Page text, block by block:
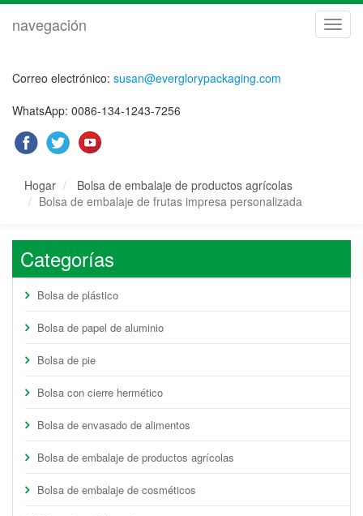
navegación
Correo electrónico: susan@everglorypackaging.com
WhatsApp: 0086-134-1243-7256
Hogar
Bolsa de embalaje de productos agrícolas
Bolsa de embalaje de frutas impresa personalizada
Categorías
Bolsa de plástico
Bolsa de papel de aluminio
Bolsa de pie
Bolsa con cierre hermético
Bolsa de envasado de alimentos
Bolsa de embalaje de productos agrícolas
Bolsa de embalaje de cosméticos